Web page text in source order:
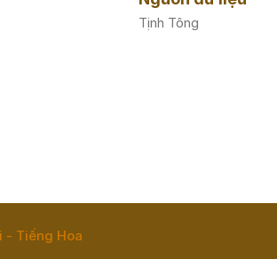
- Tiếng Hoa
Tịnh Tông